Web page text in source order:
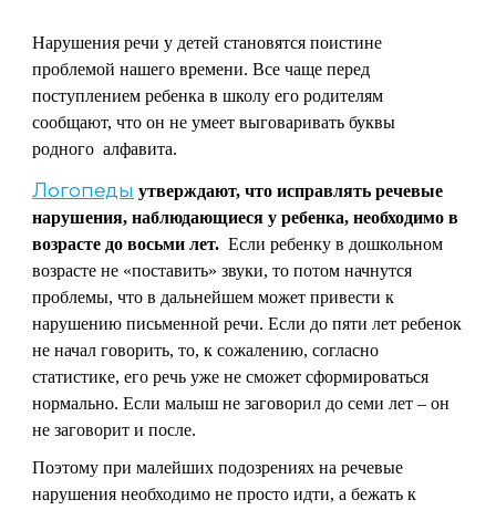
Нарушения речи у детей становятся поистине
проблемой нашего времени. Все чаще перед
поступлением ребенка в школу его родителям
сообщают, что он не умеет выговаривать буквы
родного алфавита.
Логопеды утверждают, что исправлять речевые
нарушения, наблюдающиеся у ребенка, необходимо в
возрасте до восьми лет. Если ребенку в дошкольном
возрасте не «поставить» звуки, то потом начнутся
проблемы, что в дальнейшем может привести к
нарушению письменной речи. Если до пяти лет ребенок
не начал говорить, то, к сожалению, согласно
статистике, его речь уже не сможет сформироваться
нормально. Если малыш не заговорил до семи лет – он
не заговорит и после.
Поэтому при малейших подозрениях на речевые
нарушения необходимо не просто идти, а бежать к